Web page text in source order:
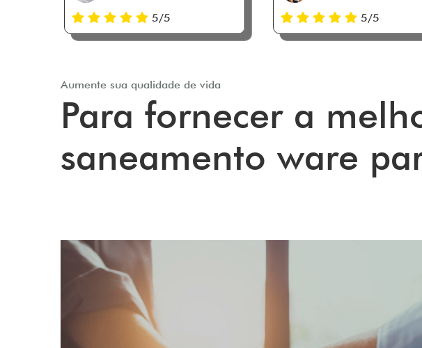
5/5 5/5
Aumente sua qualidade de vida
Para fornecer a
saneamento ware